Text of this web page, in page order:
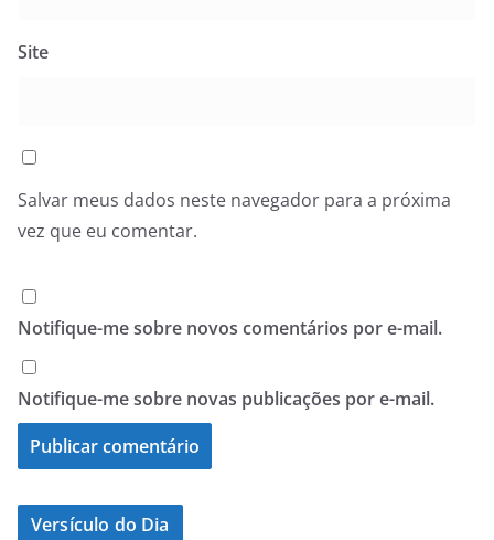
Site
Salvar meus dados neste navegador para a próxima
vez que eu comentar.
Notifique-me sobre novos comentários por e-mail.
Notifique-me sobre novas publicações por e-mail.
Versículo do Dia